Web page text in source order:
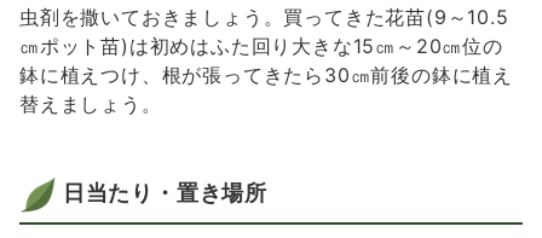
虫剤を撒いておきましょう。買ってきた花苗(9～10.5
㎝ポット苗)は初めはふた回り大きな15㎝～20㎝位の
鉢に植えつけ、根が張ってきたら30㎝前後の鉢に植え
替えましょう。
日当たり・置き場所